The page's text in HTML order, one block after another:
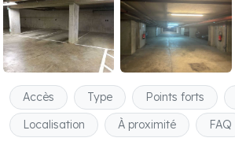
Accès Type Points forts
Localisation
À proximité FAQ